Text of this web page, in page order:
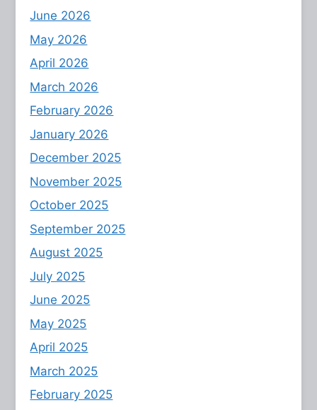
June 2026
May 2026
April 2026
March 2026
February 2026
January 2026
December 2025
November 2025
October 2025
September 2025
August 2025
July 2025
June 2025
May 2025
April 2025
March 2025
February 2025